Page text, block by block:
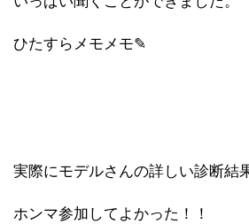
ひたすらメモメモ✎
実際にモデルさんの詳しい診断結
ホンマ参加してよかった！！